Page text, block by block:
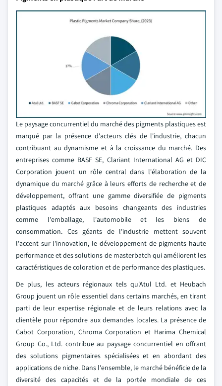
Le paysage concurrentiel du marché des pigments plastiques est
marqué par la présence d'acteurs clés de l'industrie, chacun
contribuant au dynamisme et à la croissance du marché. Des
entreprises comme BASF SE, Clariant International AG et DIC
Corporation jouent un rôle central dans l'élaboration de la
dynamique du marché grâce à leurs efforts de recherche et de
développement, offrant une gamme diversifiée de pigments
plastiques adaptés aux besoins changeants des industries
comme l'emballage, l'automobile et les biens de
consommation. Ces géants de l'industrie mettent souvent
l'accent sur l'innovation, le développement de pigments haute
performance et des solutions de masterbatch qui améliorent les
caractéristiques de coloration et de performance des plastiques.
De plus, les acteurs régionaux tels qu'Atul Ltd. et Heubach
Group jouent un rôle essentiel dans certains marchés, en tirant
parti de leur expertise régionale et de leurs relations avec la
clientèle pour répondre aux demandes locales. La présence de
Cabot Corporation, Chroma Corporation et Harima Chemical
Group Co., Ltd. contribue au paysage concurrentiel en offrant
des solutions pigmentaires spécialisées et en abordant des
applications de niche. Dans l'ensemble, le marché bénéficie de la
diversité des capacités et de la portée mondiale de ces